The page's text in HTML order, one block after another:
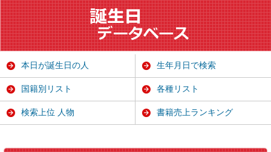
本日が誕生日の人 生年月日で検索
国籍別リスト 各種リスト
検索上位 人物 書籍売上ランキング